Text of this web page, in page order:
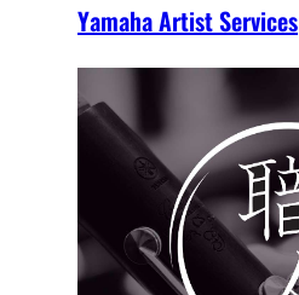
Yamaha Artist Services